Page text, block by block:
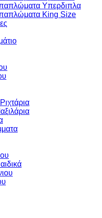
Υπερδιπλα
King Size